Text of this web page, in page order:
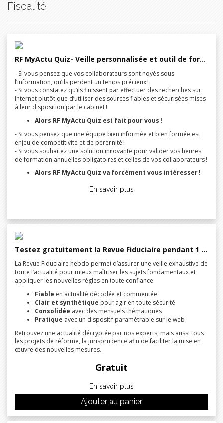
Fiscalité
RF MyActu Quiz- Veille personnalisée et outil de formation en ligne
- Si vous pensez que vos collaborateurs sont noyés sous
l’information, qu’ils perdent un temps précieux !
- Si vous constatez qu’ils finissent par effectuer des recherches sur
Internet plutôt que d’utiliser des sources fiables et sécurisées mises
à leur disposition par le cabinet !
Alors RF MyActu Quiz est fait pour vous !
- Si vous pensez que'une équipe bien informée et bien formée est
enjeu de compétitivité et de pérennité !
- Si vous souhaitez une solution innovante pour valider vos heures
de formation annuelles obligatoires et celles de vos collaborateurs !
Alors RF MyActu Quiz va forcément vous intéresser !
En savoir plus
Testez gratuitement la Revue Fiduciaire pendant 1 mois !
La Revue Fiduciaire hebdo permet d’assurer une veille exhaustive de
toute l’actualité pour mieux maîtriser les sujets fondamentaux et
appliquer les nouvelles règles en toute confiance.
Fiable en actualité décodée et commentée
Clair et synthétique pour agir en toute sécurité
Consolidée avec des mensuels thématiques
Pratique avec un dispositif paramétrable sur le web
Retrouvez une actualité décryptée par nos experts, mais aussi tous
les projets de réforme, la jurisprudence afin de faciliter la mise en
œuvre des nouvelles mesures.
Gratuit
En savoir plus
Ajouter au panier